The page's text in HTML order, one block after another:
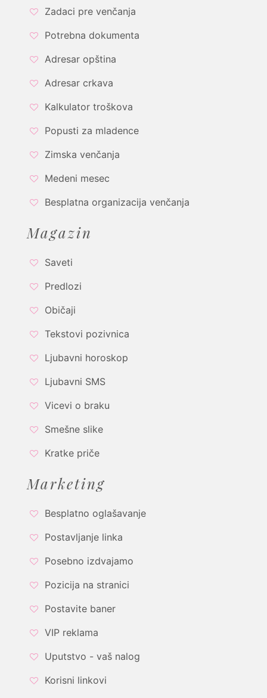
Zadaci pre venčanja
Potrebna dokumenta
Adresar opština
Adresar crkava
Kalkulator troškova
Popusti za mladence
Zimska venčanja
Medeni mesec
Besplatna organizacija venčanja
Magazin
Saveti
Predlozi
Običaji
Tekstovi pozivnica
Ljubavni horoskop
Ljubavni SMS
Vicevi o braku
Smešne slike
Kratke priče
Marketing
Besplatno oglašavanje
Postavljanje linka
Posebno izdvajamo
Pozicija na stranici
Postavite baner
VIP reklama
Uputstvo - vaš nalog
Korisni linkovi